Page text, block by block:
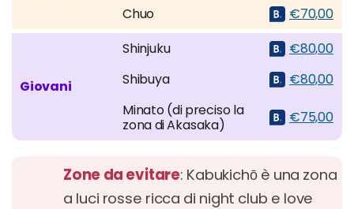
Chuo
€70,00
Giovani
Shinjuku
€80,00
Shibuya
€80,00
Minato (di preciso la
zona di Akasaka)
€75,00
Zone da evitare: Kabukichō è una zona
a luci rosse ricca di night club e love